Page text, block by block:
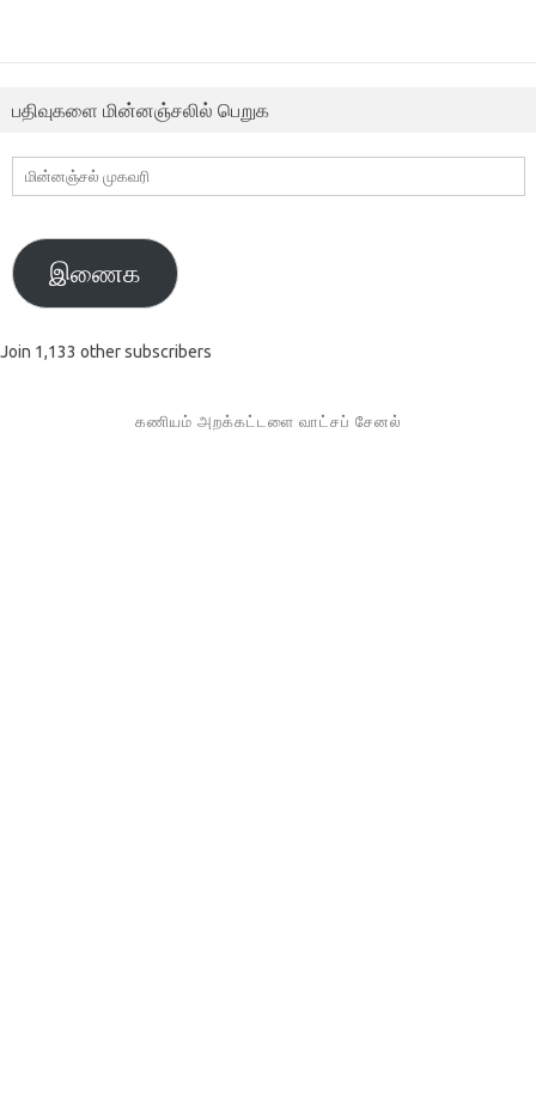
பதிவுகளை மின்னஞ்சலில் பெறுக
மின்னஞ்சல்
முகவரி
இணைக
Join 1,133 other subscribers
கணியம் அறக்கட்டளை வாட்சப் சேனல்